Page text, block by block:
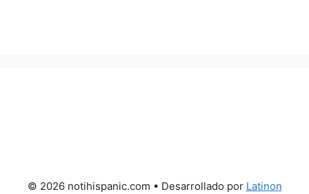
© 2026 notihispanic.com • Desarrollado por Latinon